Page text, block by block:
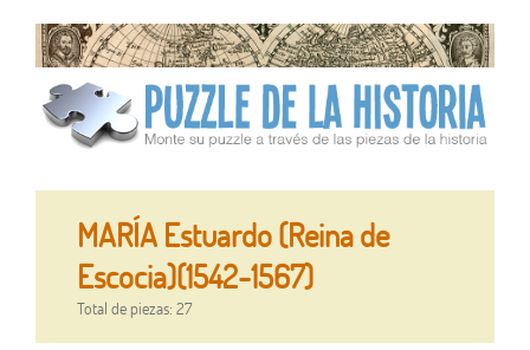
MARÍA Estuardo (Reina de
Escocia)(1542-1567)
Total de piezas: 27